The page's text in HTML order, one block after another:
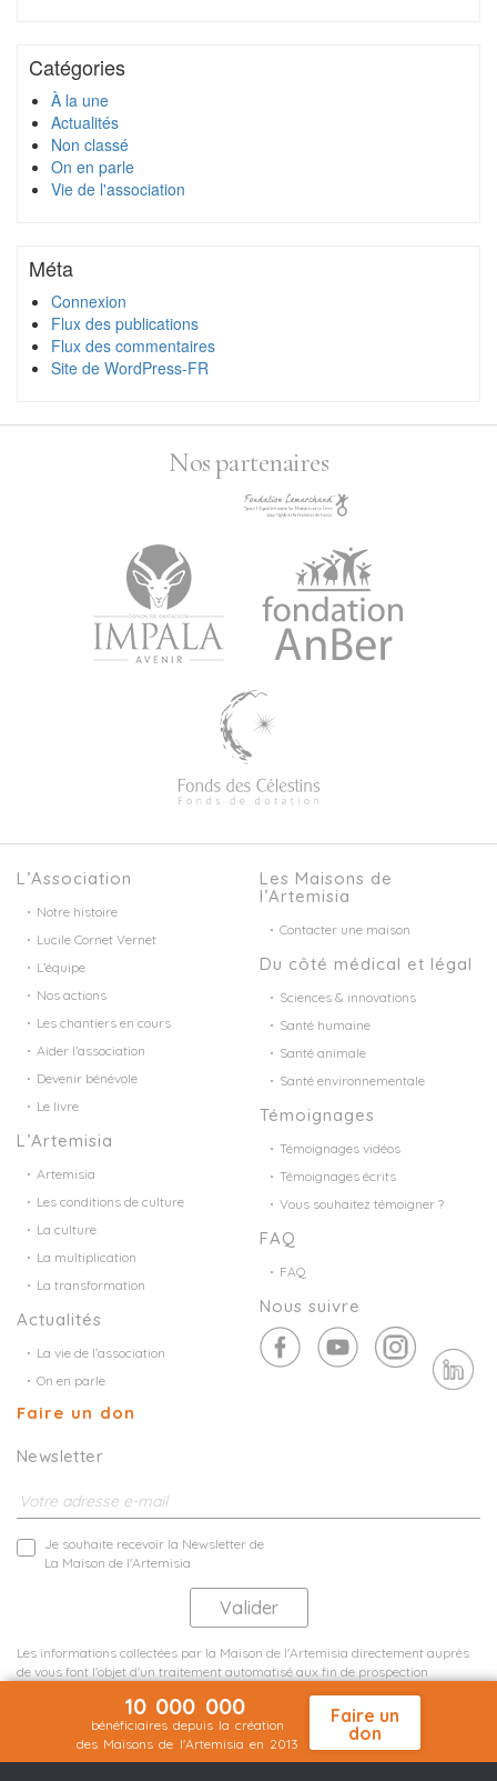
Catégories
À la une
Actualités
Non classé
On en parle
Vie de l'association
Méta
Connexion
Flux des publications
Flux des commentaires
Site de WordPress-FR
Nos partenaires
L’Association
Notre histoire
Lucile Cornet Vernet
L’équipe
Nos actions
Les chantiers en cours
Aider l’association
Devenir bénévole
Le livre
L’Artemisia
Artemisia
Les conditions de culture
La culture
La multiplication
La transformation
Actualités
La vie de l’association
On en parle
Faire un don
Les Maisons de
l’Artemisia
Contacter une maison
Du côté médical et légal
Sciences & innovations
Santé humaine
Santé animale
Santé environnementale
Témoignages
Témoignages vidéos
Témoignages écrits
Vous souhaitez témoigner ?
FAQ
FAQ
Nous suivre
Newsletter
Je souhaite recevoir la Newsletter de
La Maison de l'Artemisia
Les informations collectées par la Maison de l'Artemisia directement auprès
de vous font l'objet d'un traitement automatisé aux fin de prospection
10 000 000
bénéficiaires depuis la création
des Maisons de l'Artemisia en 2013
Faire un
don